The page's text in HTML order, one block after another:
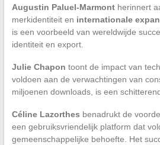
Augustin Paluel-Marmontherinnert
merkidentiteit en internationale
is een voorbeeld van wereldwijde
identiteit en export.
Julie Chapon toont de impact van
voldoen aan de verwachtingen van
miljoenen downloads, is een
Céline Lazorthes benadrukt de
een gebruiksvriendelijk platform dat
gemeenschappelijke behoefte. Het